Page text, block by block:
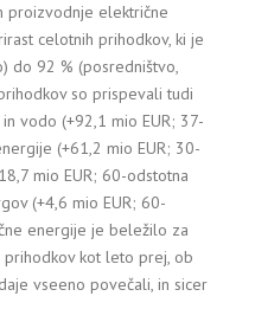
proizvodnje električne
celotnih prihodkov, ki je
do 92 % (posredništvo,
so prispevali tudi
vodo (+92,1 mio EUR; 37-
(+61,2 mio EUR; 30-
mio EUR; 60-odstotna
(+4,6 mio EUR; 60-
energije je beležilo za
prihodkov kot leto prej, ob
vseeno povečali, in sicer